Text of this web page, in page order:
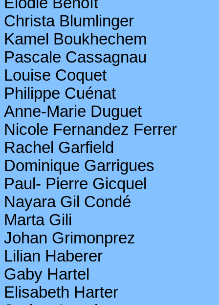
Christa Blumlinger
Kamel Boukhechem
Pascale Cassagnau
Louise Coquet
Philippe Cuénat
Anne-Marie Duguet
Nicole Fernandez Ferrer
Rachel Garfield
Dominique Garrigues
Paul- Pierre Gicquel
NayaraGil Condé
Marta Gili
Johan Grimonprez
Lilian Haberer
Gaby Hartel
Elisabeth Harter